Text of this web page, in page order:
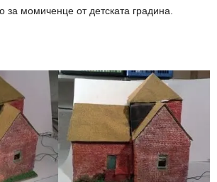
за момиченце от детската градина.